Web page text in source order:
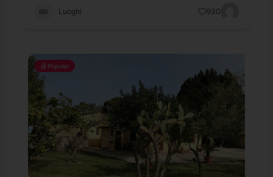
Luoghi 930
Popular